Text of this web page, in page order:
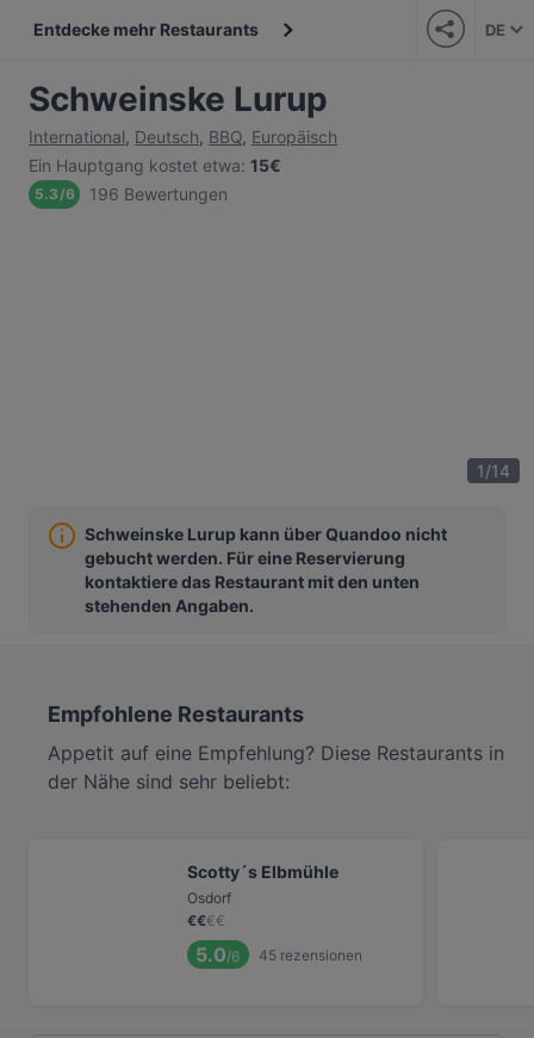
Entdecke mehr Restaurants DE
Schweinske Lurup
International, Deutsch, BBQ, Europäisch
Ein Hauptgang kostet etwa: 15€
5.3/6 196 Bewertungen
1/14
Schweinske Lurup kann über Quandoo nicht
gebucht werden. Für eine Reservierung
kontaktiere das Restaurant mit den unten
stehenden Angaben.
Empfohlene Restaurants
Appetit auf eine Empfehlung? Diese Restaurants in
der Nähe sind sehr beliebt:
Scotty´s Elbmühle
Osdorf
€€€€
5.0/6 45 rezensionen